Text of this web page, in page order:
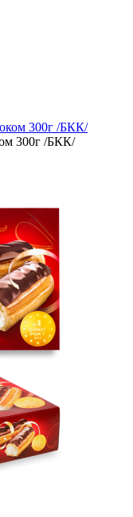
300г /БКК/